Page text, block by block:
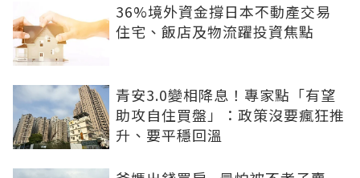
36%境外資金撐日本不動產交易
住宅、飯店及物流躍投資焦點
青安3.0變相降息！專家點「有望
助攻自住買盤」：政策沒要瘋狂推
升、要平穩回溫